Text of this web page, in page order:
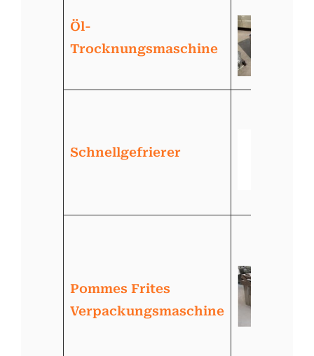
Öl-
Trocknungsmaschine
Schnellgefrierer
Pommes Frites
Verpackungsmaschine